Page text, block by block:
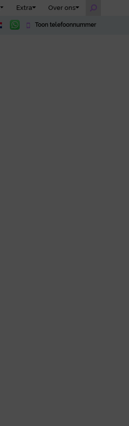
Extra Over ons
Toon telefoonnummer